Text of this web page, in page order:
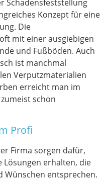
Schadensfeststellung
Konzept für eine
Die
mit einer ausgiebigen
und Fußböden. Auch
ist manchmal
Verputzmaterialien
erreicht man im
schon
Profi
Firma sorgen dafür,
Lösungen erhalten, die
Wünschen entsprechen.